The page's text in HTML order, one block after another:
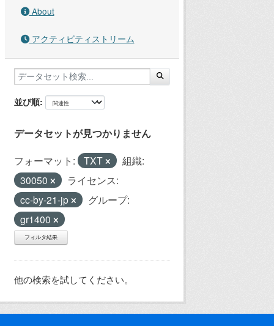
About
アクティビティストリーム
並び順
データセットが見つかりません
フォーマット: TXT
組織:
30050
ライセンス:
cc-by-21-jp
グループ:
gr1400
フィルタ結果
他の検索を試してください。